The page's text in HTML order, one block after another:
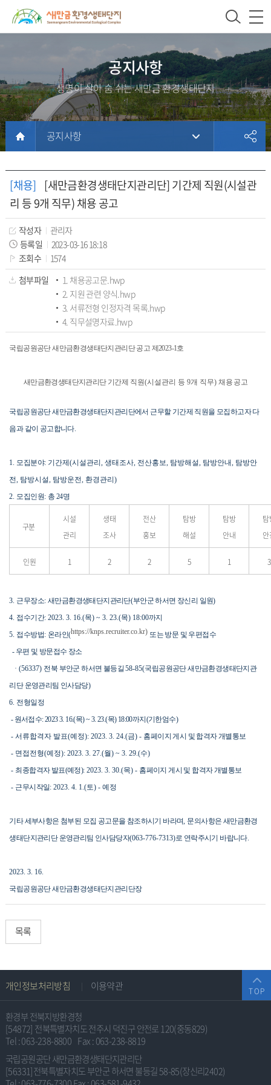
경
생
태
단
지
을
다.
뉴뉴
공지사항
생명이 살아 숨 쉬는 새만금 환경생태단지
공지사항
문
서
[채용] [새만금환경생태단지관리단] 기간제 직원(시설관
리 등 9개 직무) 채용 공고
작성자
관리자
등록일
2023-03-16 18:18
조회수
1574
첨부파일
1. 채용공고문.hwp
2. 지원 관련 양식.hwp
3. 서류전형 인정자격 목록.hwp
4. 직무설명자료.hwp
국립공원공단 새만금환경생태단지관리단 공고 제2023-1호
새만금환경생태단지관리단 기간제 직원(시설관리 등 9개 직무)채용 공고
국립공원공단 새만금환경생태단지관리단에서 근무할 기간제 직원을 모집하고자 다
음과 같이 공고합니다.
1. 모집분야: 기간제(시설관리, 생태조사, 전산홍보, 탐방해설, 탐방안내, 탐방안
전, 탐방시설, 탐방운전, 환경관리)
2. 모집인원: 총 24명
구분
시설
관리
생태
조사
전산
홍보
탐방
해설
탐방
안내
탐
안
인원 1 2 2 5 1 3
3. 근무장소: 새만금환경생태단지관리단(부안군 하서면 장신리 일원)
4. 접수기간: 2023. 3. 16.(목) ~ 3. 23.(목) 18:00까지
5. 접수방법: 온라인(https://knps.recruiter.co.kr) 또는 방문 및 우편접수
- 우편 및 방문접수 장소
· (56337) 전북 부안군 하서면 불등길 58-85(국립공원공단 새만금환경생태단지관
리단 운영관리팀 인사담당)
6. 전형일정
- 원서접수: 2023 3. 16.(목) ~ 3. 23.(목) 18:00까지(기한엄수)
- 서류합격자 발표(예정): 2023. 3. 24.(금) - 홈페이지 게시 및 합격자 개별통보
- 면접전형(예정): 2023. 3. 27.(월) ~ 3. 29.(수)
- 최종합격자 발표(예정): 2023. 3. 30.(목) - 홈페이지 게시 및 합격자 개별통보
- 근무시작일: 2023. 4. 1.(토) -예정
기타 세부사항은 첨부된 모집 공고문을 참조하시기 바라며, 문의사항은 새만금환경
생태단지관리단 운영관리팀 인사담당자(063-776-7313)로 연락주시기 바랍니다.
2023. 3. 16.
국립공원공단 새만금환경생태단지관리단장
목록
및
저
작
권
개인정보처리방침 이용약관
환경부 전북지방환경청
[54872] 전북특별자치도 전주시 덕진구 안전로 120(중동829)
Tel : 063-238-8800 Fax : 063-238-8819
국립공원공단 새만금환경생태단지관리단
[56331]전북특별자치도 부안군 하서면 불등길 58-85(장신리2402)
TOP